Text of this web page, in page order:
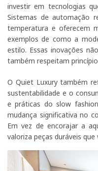
investir em tecnologias
Sistemas de automação
temperatura e oferecem
exemplos de como a
estilo. Essas inovações
também respeitam
O Quiet Luxury também
sustentabilidade e o
e práticas do slow
mudança significativa no
Em vez de encorajar a
valoriza peças duráveis